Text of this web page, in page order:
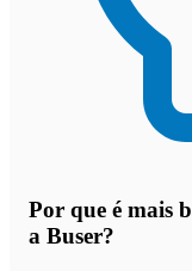
Por que é mais
a Buser?